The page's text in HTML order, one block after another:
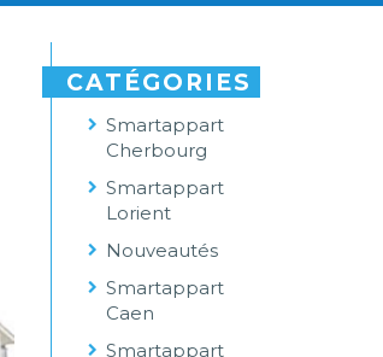
CATÉGORIES
Smartappart
Cherbourg
Smartappart
Lorient
Nouveautés
Smartappart
Caen
Smartappart